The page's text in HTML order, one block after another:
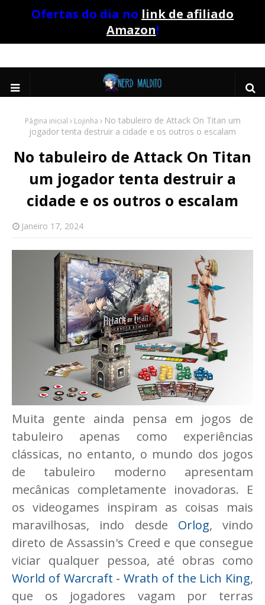
Ofertas do dia no link de afiliado
Amazon!
Página inicial Lojinha
No tabuleiro de Attack On Titan um
jogador tenta destruir a cidade e os outros o escalam
No tabuleiro de Attack On Titan
um jogador tenta destruir a
cidade e os outros o escalam
Janeiro 17, 2024
Muita gente ainda pensa em jogos de
tabuleiro apenas como experiências
clássicas, no entanto, o mundo dos jogos
de tabuleiro moderno apresentam
mecânicas completamente inovadoras. E
os videogames inspiram as coisas mais
maravilhosas, indo desde Orlog, vindo
direto de Assassin's Creed e que consegue
viciar qualquer pessoa, até obras como
World of Warcraft - Wrath of the Lich King,
que os jogadores vagam por terras